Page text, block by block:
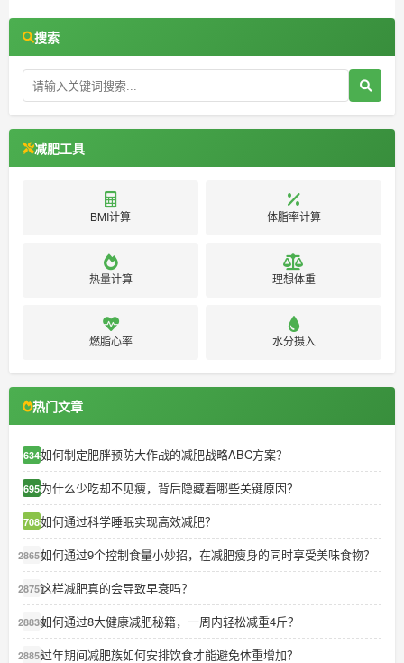
搜索
减肥工具
BMI计算 体脂率计算
热量计算 理想体重
燃脂心率 水分摄入
热门文章
26348如何制定肥胖预防大作战的减肥战略ABC方案？
26958为什么少吃却不见瘦，背后隐藏着哪些关键原因？
27088如何通过科学睡眠实现高效减肥？
28651如何通过9个控制食量小妙招，在减肥瘦身的同时享受美味食物？
28757这样减肥真的会导致早衰吗？
28839如何通过8大健康减肥秘籍，一周内轻松减重4斤？
28855过年期间减肥族如何安排饮食才能避免体重增加？